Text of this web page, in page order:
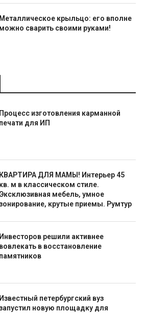
Металлическое крыльцо: его вполне
можно сварить своими руками!
Процесс изготовления карманной
печати для ИП
КВАРТИРА ДЛЯ МАМЫ! Интерьер 45
кв. м в классическом стиле.
мебель, умное
крутые приемы. Румтур
Инвесторов решили активнее
вовлекать в восстановление
памятников
Известный петербургский вуз
новую площадку для